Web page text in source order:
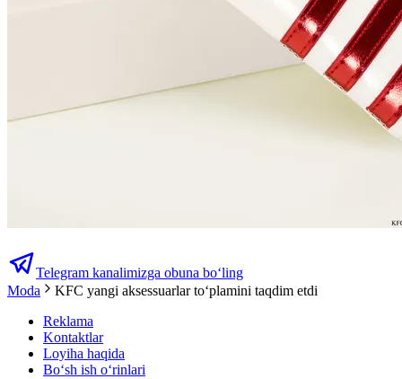
Telegram kanalimizga obuna bo‘ling
Moda
KFC yangi aksessuarlar toʻplamini taqdim etdi
Reklama
Kontaktlar
Loyiha haqida
Bo‘sh ish o‘rinlari